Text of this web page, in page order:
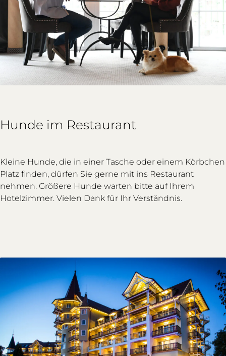
Hunde im Restaurant
Kleine Hunde, die in einer Tasche oder einem Körbchen
Platz finden, dürfen Sie gerne mit ins Restaurant
nehmen. Größere Hunde warten bitte auf Ihrem
Hotelzimmer. Vielen Dank für Ihr Verständnis.